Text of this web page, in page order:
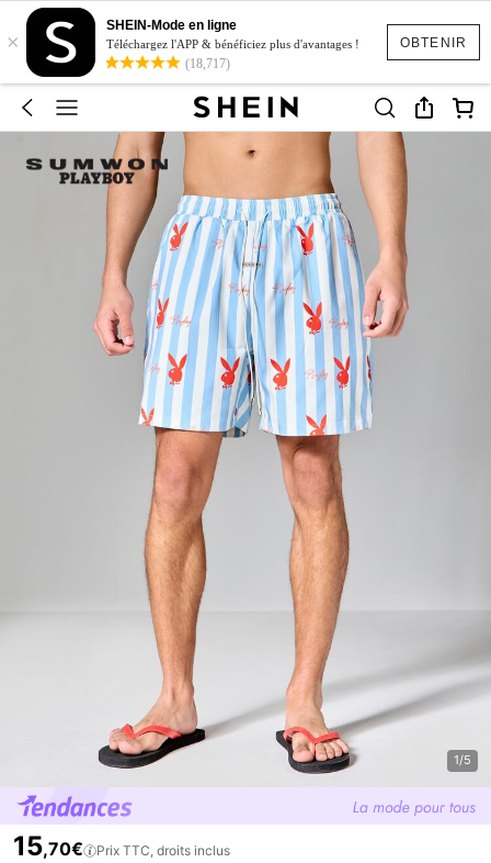
OBTENIR
×
SHEIN-Mode en ligne
Téléchargez l'APP & bénéficiez plus d'avantages !
(18,717)
1/5
15,70€ Prix TTC, droits inclus